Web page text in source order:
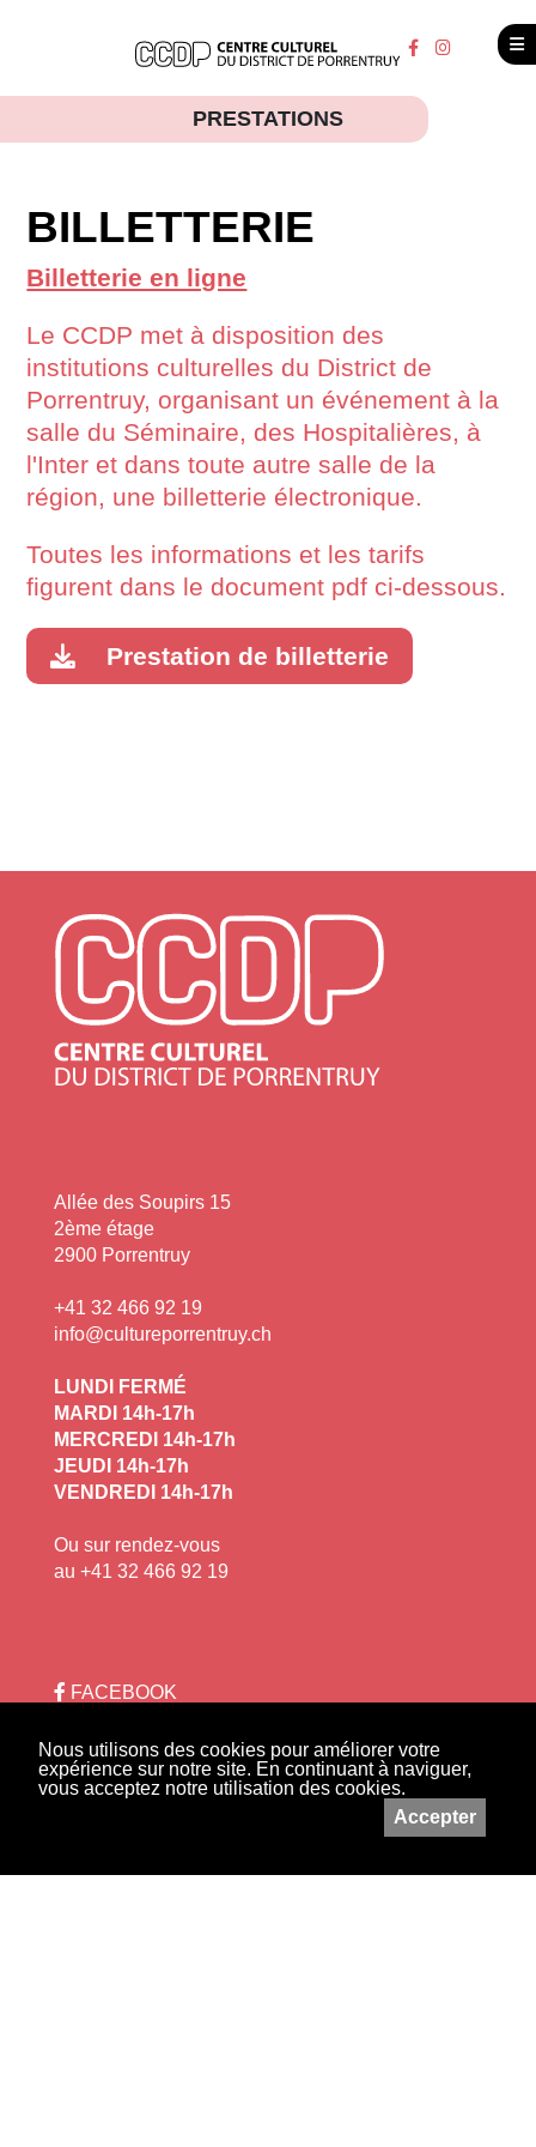
Nous utilisons des cookies pour améliorer votre
expérience sur notre site. En continuant à naviguer,
vous acceptez notre utilisation des cookies.
Accepter
PRESTATIONS
BILLETTERIE
Billetterie en ligne
Le CCDP met à disposition des
institutions culturelles du District de
Porrentruy, organisant un événement à la
salle du Séminaire, des Hospitalières, à
l'Inter et dans toute autre salle de la
région, une billetterie électronique.
Toutes les informations et les tarifs
figurent dans le document pdf ci-dessous.
Prestation de billetterie
+
Leaflet
Allée des Soupirs 15
2ème étage
2900 Porrentruy
+41 32 466 92 19
info@cultureporrentruy.ch
LUNDI FERMÉ
MARDI 14h-17h
MERCREDI 14h-17h
JEUDI 14h-17h
VENDREDI 14h-17h
Ou sur rendez-vous
au +41 32 466 92 19
FACEBOOK
Lettre d'information